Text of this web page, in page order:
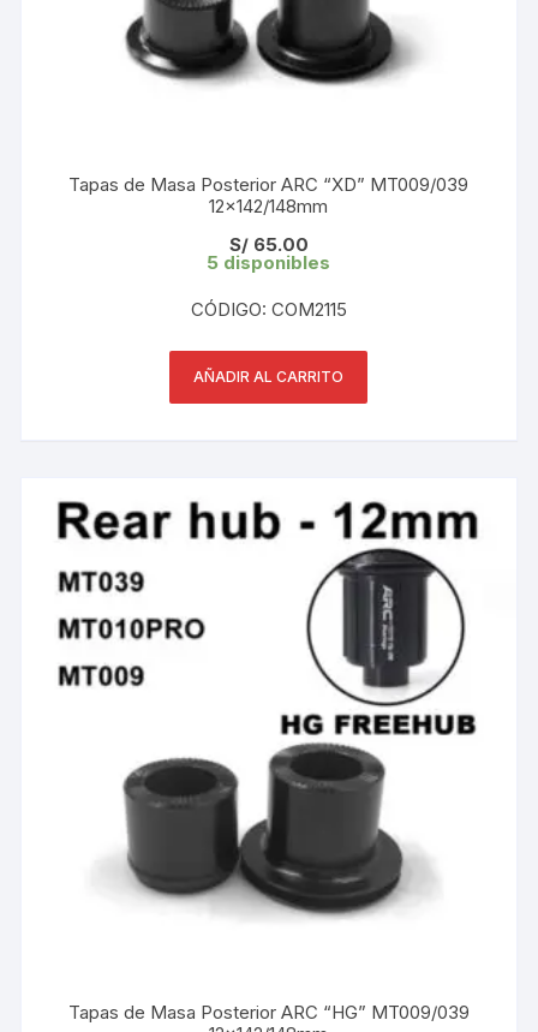
Tapas de Masa Posterior ARC “XD” MT009/039
12×142/148mm
S/65.00
5 disponibles
CÓDIGO: COM2115
AÑADIR AL CARRITO
Tapas de Masa Posterior ARC “HG” MT009/039